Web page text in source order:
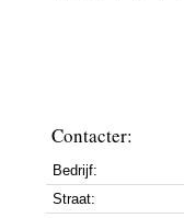
Contacter:
Bedrijf:
Straat: